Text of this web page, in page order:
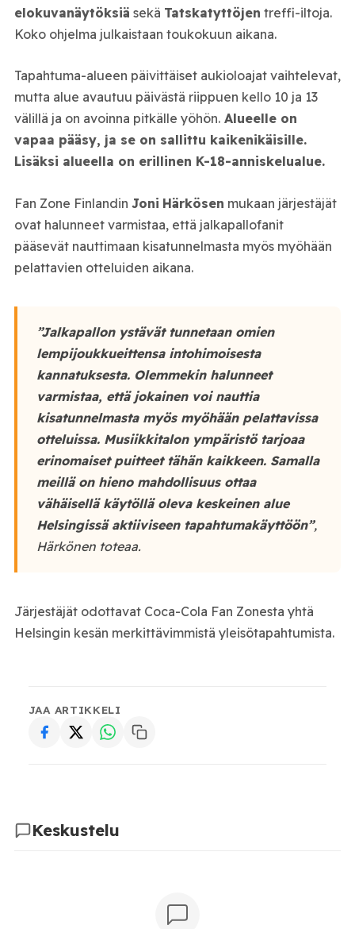
elokuvanäytöksiä sekä Tatskatyttöjen treffi-iltoja.
Koko ohjelma julkaistaan toukokuun aikana.
Tapahtuma-alueen päivittäiset aukioloajat vaihtelevat,
mutta alue avautuu päivästä riippuen kello 10 ja 13
välillä ja on avoinna pitkälle yöhön.Alueelle on
vapaa pääsy, ja se on sallittu kaikenikäisille.
Lisäksi alueella on erillinen K-18-anniskelualue.
Fan Zone Finlandin Joni Härkösen mukaan järjestäjät
ovat halunneet varmistaa, että jalkapallofanit
pääsevät nauttimaan kisatunnelmasta myös myöhään
pelattavien otteluiden aikana.
”Jalkapallon ystävät tunnetaan omien
lempijoukkueittensa intohimoisesta
kannatuksesta. Olemmekin halunneet
varmistaa, että jokainen voi nauttia
kisatunnelmasta myös myöhään pelattavissa
otteluissa. Musiikkitalon ympäristö tarjoaa
erinomaiset puitteet tähän kaikkeen. Samalla
meillä on hieno mahdollisuus ottaa
vähäisellä käytöllä oleva keskeinen alue
Helsingissä aktiiviseen tapahtumakäyttöön”,
Härkönen toteaa.
Järjestäjät odottavat Coca-Cola Fan Zonesta yhtä
Helsingin kesän merkittävimmistä yleisötapahtumista.
JAA ARTIKKELI
Keskustelu